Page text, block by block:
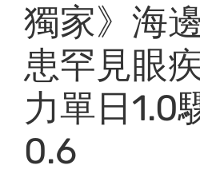
獨家》海
患罕見眼
力單日1.0
0.6